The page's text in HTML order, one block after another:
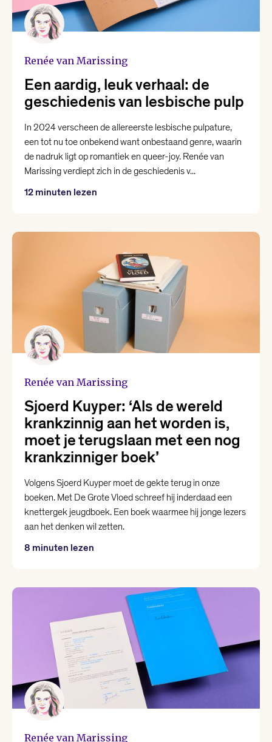
Raoul de Jong
Renée van Marissing
Roman Helinski
Thomas Heerma van Voss
Valentijn Hoogenkamp
Yentl van Stokkum
Renée van Marissing
Een aardig, leuk verhaal: de
geschiedenis van lesbische pulp
In 2024 verscheen de allereerste lesbische pulpature,
een tot nu toe onbekend want onbestaand genre, waarin
de nadruk ligt op romantiek en queer-joy. Renée van
Marissing verdiept zich in de geschiedenis v...
12 minuten lezen
Renée van Marissing
Sjoerd Kuyper: ‘Als de wereld
krankzinnig aan het worden is,
moet je terugslaan met een nog
krankzinniger boek’
Volgens Sjoerd Kuyper moet de gekte terug in onze
boeken. Met De Grote Vloed schreef hij inderdaad een
knettergek jeugdboek. Een boek waarmee hij jonge lezers
aan het denken wil zetten.
8 minuten lezen
Renée van Marissing